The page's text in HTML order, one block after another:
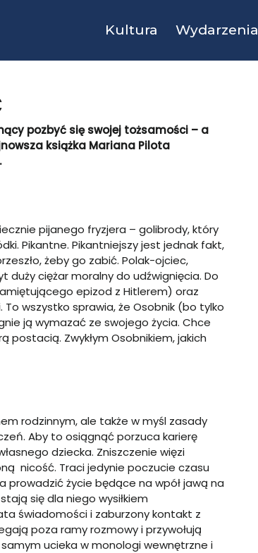
Kultura Wydarzenia
pozbyć się swojej tożsamości – a
książka Mariana Pilota
pijanego fryzjera – golibrody, który
Pikantne. Pikantniejszy jest jednak fakt,
żeby go zabić. Polak-ojciec,
ciężar moralny do udźwignięcia. Do
epizod z Hitlerem) oraz
wszystko sprawia, że Osobnik (bo tylko
ją wymazać ze swojego życia. Chce
postacią. Zwykłym Osobnikiem, jakich
rodzinnym, ale także w myśl zasady
Aby to osiągnąć porzuca karierę
dziecka. Zniszczenie więzi
nicość. Traci jedynie poczucie czasu
prowadzić życie będące na wpół jawą na
się dla niego wysiłkiem
świadomości i zaburzony kontakt z
poza ramy rozmowy i przywołują
ucieka w monologi wewnętrzne i